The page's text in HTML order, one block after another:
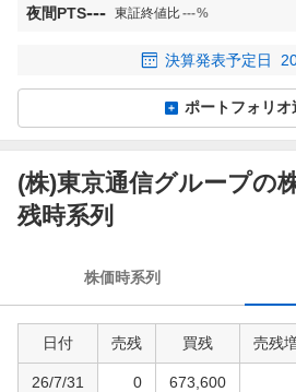
夜間PTS--- 東証終値比---%
決算発表予定日
ポートフォリオ
(株)東京通信グループの
残時系列
株価時系列
日付 売残 買残 売残
26/7/31 0 673,600